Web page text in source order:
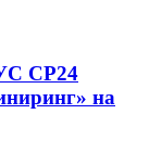
СР24
на